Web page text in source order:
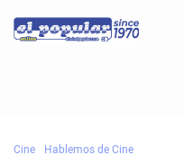
Cine Hablemos de Cine